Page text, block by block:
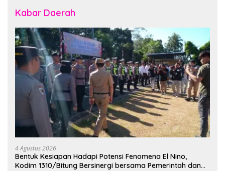
Kabar Daerah
4 Agustus 2026
Bentuk Kesiapan Hadapi Potensi Fenomena El Nino,
Kodim 1310/Bitung Bersinergi bersama Pemerintah dan